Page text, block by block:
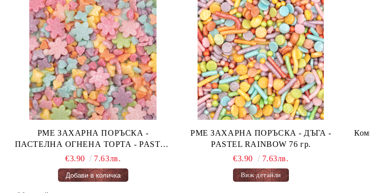
PME ЗАХАРНА ПОРЪСКА -
ПАСТЕЛНА ОГНЕНА ТОРТА - PASTEL
FAIRY CAKES 66 гр.
€3.90 7.63лв.
PME ЗАХАРНА ПОРЪСКА - ДЪГА -
PASTEL RAINBOW 76 гр.
€3.90
7.63лв.
Виж детайли